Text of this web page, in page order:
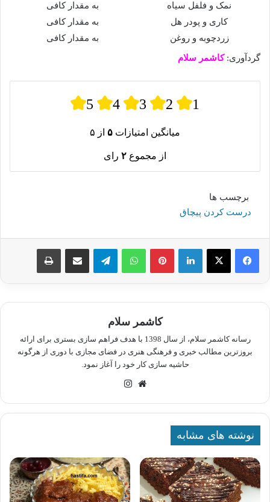
نمک و فلفل سیاه
به مقدار کافی
کاری و پودر هل
به مقدار کافی
زردچوبه و روغن
به مقدار کافی
گردآوری:کاشمر سلام
5 4 3 2 1
میانگین امتیازات ۵ از ۵
از مجموع ۲ رای
برچسب ها
درست کردن پیچاق
لینکدین پینترستواتس آپ تلگرام اشتراک گذاری از طریق ایمیل چاپ
کاشمر سلام
رسانه کاشمر سلام، از سال 1398 با هدف فراهم سازی بستری برای ارائه
بروزترین مطالب خبری و فرهنگی هنری در فضای مجازی با دوری از هرگونه
حاشیه سازی کار خود را آغاز نمود.
وبسایت
نوشته های مشابه